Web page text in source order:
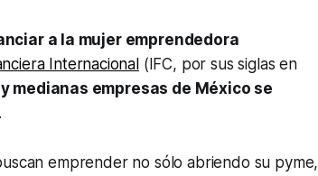
a la mujer emprendedora
Internacional(IFC, por sus siglas en
medianas empresas de México se
.
emprender no sólo abriendo su pyme,